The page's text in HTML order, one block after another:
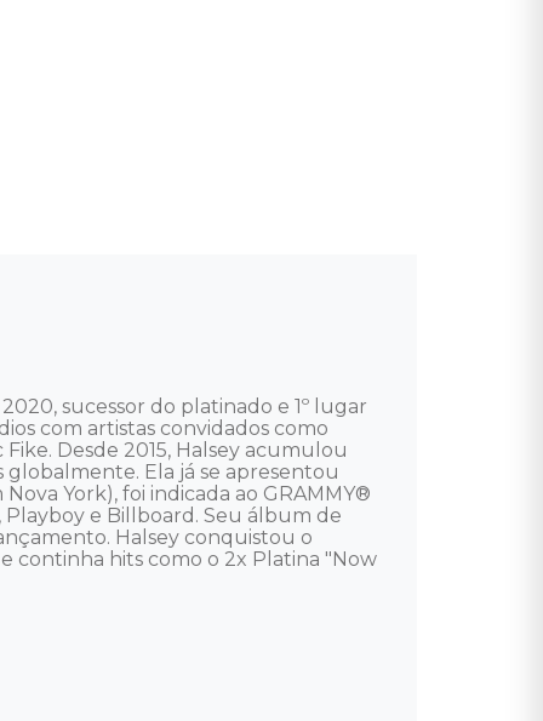
sucessor do platinado e 1º lugar
com artistas convidados como
Desde 2015, Halsey acumulou
globalmente. Ela já se apresentou
York), foi indicada ao GRAMMY®
Playboy e Billboard. Seu álbum de
Halsey conquistou o
continha hits como o 2x Platina "Now